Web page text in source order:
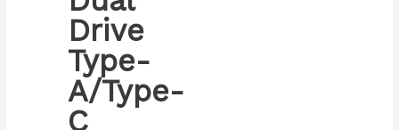
Drive
Type-
A/Type-
C